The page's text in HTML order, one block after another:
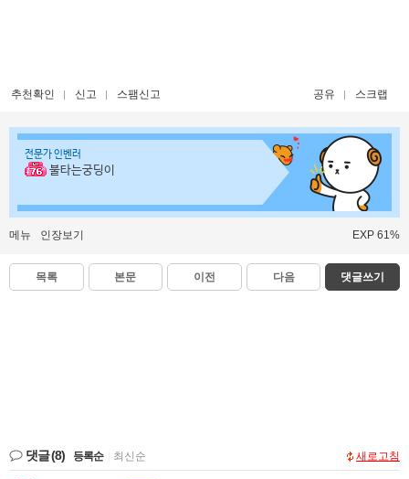
추천확인 신고 스팸신고 공유 스크랩
전문가 인벤러
불타는궁딩이
메뉴 인장보기 EXP 61%
목록 본문 이전 다음 댓글쓰기
댓글(8) 등록순 최신순 새로고침